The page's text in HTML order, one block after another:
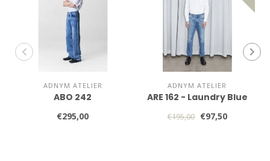
ADNYM ATELIER
ABO 242
€295,00
ADNYM ATELIER
ARE 162 - Laundry Blue
€195,00 €97,50